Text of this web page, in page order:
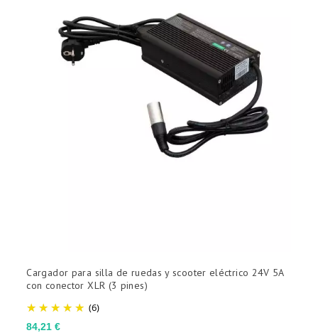
(6)
Precio
84,21 €
Cargador para silla de ruedas y scooter eléctrico 24V 5A
con conector XLR (3 pines)